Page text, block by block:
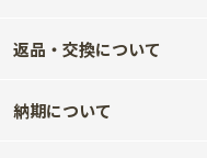
返品・交換について
納期について